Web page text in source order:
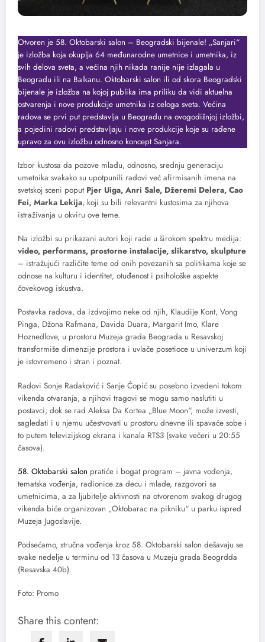
Otvoren je 58. Oktobarski salon – Beogradski bijenale! „Sanjari“
je izložba koja okuplja 64 međunarodne umetnice i umetnika, iz
svih delova sveta, a većina njih nikada ranije nije izlagala u
Beogradu ili na Balkanu. Oktobarski salon ili od skora Beogradski
bijenale je izložba na kojoj publika ima priliku da vidi aktuelna
ostvarenja i nove produkcije umetnika iz celoga sveta. Većina
radova se prvi put predstavlja u Beogradu na ovogodišnjoj izložbi,
a pojedini radovi predstavljaju i nove produkcije koje su rađene
upravo za ovu izložbu odnosno koncept Sanjara.
Izbor kustosa da pozove mlađu, odnosno, srednju generaciju
umetnika svakako su upotpunili radovi već afirmisanih imena na
svetskoj sceni poput Pjer Uiga, Anri Sale, Džeremi Delera, Cao
Fei, Marka Lekija, koji su bili relevantni kustosima za njihova
istraživanja u okviru ove teme.
Na izložbi su prikazani autori koji rade u širokom spektru medija:
video, performans, prostorne instalacije, slikarstvo, skulpture
– istražujući različite teme od onih povezanih sa politikama koje se
odnose na kulturu i identitet, otuđenost i psihološke aspekte
čovekovog iskustva.
Postavka radova, da izdvojimo neke od njih, Klaudije Kont, Vong
Pinga, Džona Rafmana, Davida Duara, Margarit Imo, Klare
Hoznedlove, u prostoru Muzeja grada Beograda u Resavskoj
transformiše dimenzije prostora i uvlače posetioce u univerzum koji
je istovremeno i stran i poznat.
Radovi Sonje Radaković i Sanje Ćopić su posebno izvedeni tokom
vikenda otvaranja, a njihovi tragovi se mogu samo naslutiti u
postavci; dok se rad Aleksa Da Kortea „Blue Moon“, može izvesti,
sagledati i u njemu učestvovati u prostoru dnevne ili spavaće sobe i
to putem televizijskog ekrana i kanala RTS3 (svake večeri u 20:55
časova).
58. Oktobarski salon pratiće i bogat program – javna vođenja,
tematska vođenja, radionice za decu i mlade, razgovori sa
umetnicima, a za ljubitelje aktivnosti na otvorenom svakog drugog
vikenda biće organizovan „Oktobarac na pikniku“ u parku ispred
Muzeja Jugoslavije.
Podsećamo, stručna vođenja kroz 58. Oktobarski salon dešavaju se
svake nedelje u terminu od 13 časova u Muzeju grada Beogrdda
(Resavska 40b).
Foto: Promo
Share this content: